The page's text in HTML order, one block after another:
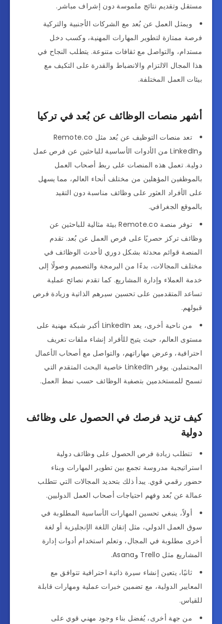
مستقل وتقديم نتائج ملموسة دون إشراف مباشر.
ويمثل العمل عن بُعد مع الشركات الأجنبية والتركية
فرصة ممتازة لتطوير المهارات المهنية، وكسب دخل
مستدام، والتواصل مع ثقافات متنوعة. يتطلب النجاح في
هذا المجال الالتزام والانضباط والقدرة على التكيف مع
بيئات العمل المختلفة.
أشهر منصات الوظائف عن بُعد في تركيا
تعد منصات التوظيف عن بُعد مثل Remote.co
وLinkedIn من الأدوات الأساسية للباحثين عن فرص عمل
دولية. تعمل هذه المنصات على ربط أصحاب العمل
بالموظفين المؤهلين من مختلف أنحاء العالم، مما يسهل
على الأفراد العثور على وظائف مناسبة دون التقيد
بالموقع الجغرافي.
توفر منصة Remote.co بيئة مثالية للباحثين عن
وظائف تركز حصريًا على فرص العمل عن بُعد. تقدم
المنصة قوائم محدثة بشكل دوري لأحدث الوظائف في
مختلف المجالات، بدءًا من البرمجة والتصميم وصولًا إلى
خدمة العملاء وإدارة المشاريع. كما تقدم نصائح عملية
تساعد المتقدمين على تحسين سيرهم الذاتية وزيادة فرص
قبولهم.
من ناحية أخرى، يعد LinkedIn أكبر شبكة مهنية على
مستوى العالم، حيث يتيح للأفراد إنشاء ملفات تعريف
احترافية، وعرض مهاراتهم، والتواصل مع أصحاب الأعمال
المحتملين. يوفر LinkedIn خاصية البحث المتقدم التي
تسمح للمستخدمين بتصفية الوظائف حسب نمط العمل.
كيف تزيد فرصك في الحصول على وظائف
دولية
تتطلب زيادة فرص الحصول على وظائف دولية
استراتيجية مدروسة تجمع بين تطوير المهارات وبناء
حضور رقمي قوي. يبدأ ذلك بتحديد المجالات التي تتطلب
عمالة عن بُعد وفهم احتياجات أصحاب العمل الدوليين.
أولاً، ينبغي تحسين المهارات الأساسية المطلوبة في
سوق العمل الدولي، مثل إتقان اللغة الإنجليزية أو لغة
أخرى مطلوبة في المجال، وتعلم استخدام أدوات إدارة
المشاريع مثل Trello وAsana.
ثانيًا، يتعين إنشاء سيرة ذاتية احترافية تتوافق مع
المعايير الدولية، مع تضمين خبرات عملية ومهارات قابلة
للقياس.
من جهة أخرى، يُفضل بناء وجود مهني قوي على